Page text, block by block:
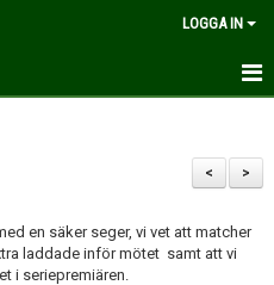
LOGGA IN
>
<
en säker seger, vi vet att matcher
laddade inför mötet samt att vi
i seriepremiären.